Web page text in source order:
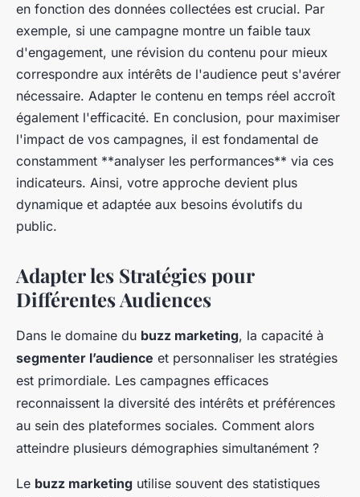
en fonction des données collectées est crucial. Par
exemple, si une campagne montre un faible taux
d'engagement, une révision du contenu pour mieux
correspondre aux intérêts de l'audience peut s'avérer
nécessaire. Adapter le contenu en temps réel accroît
également l'efficacité. En conclusion, pour maximiser
l'impact de vos campagnes, il est fondamental de
constamment **analyser les performances** via ces
indicateurs. Ainsi, votre approche devient plus
dynamique et adaptée aux besoins évolutifs du
public.
Adapter les Stratégies pour
Différentes Audiences
Dans le domaine du buzz marketing, la capacité à
segmenter l’audience et personnaliser les stratégies
est primordiale. Les campagnes efficaces
reconnaissent la diversité des intérêts et préférences
au sein des plateformes sociales. Comment alors
atteindre plusieurs démographies simultanément ?
Le buzz marketing utilise souvent des statistiques